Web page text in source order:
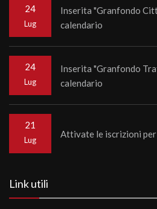
24
Lug
Inserita "Granfondo
calendario
24
Lug
Inserita "Granfondo
calendario
21
Lug
Attivate le iscrizioni
Link utili